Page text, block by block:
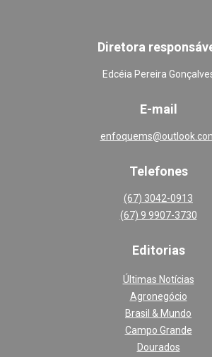
Diretora
Edcéia Pereira
E-mail
Telefones
(67) 3042-0913
(67) 9 9907-3730
Editorias
Últimas Notícias
Agronegócio
Brasil & Mundo
Campo Grande
Dourados